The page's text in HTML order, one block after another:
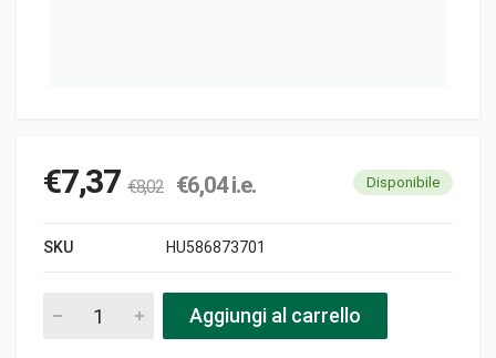
€7,37 €8,02 €6,04i.e. Disponibile
SKU HU586873701
Tappo d32x4.5 f olio pezziAggiungi al carrello